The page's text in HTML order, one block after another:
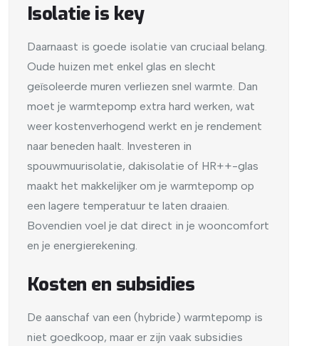
Isolatie is key
Daarnaast is goede isolatie van cruciaal belang.
Oude huizen met enkel glas en slecht
geïsoleerde muren verliezen snel warmte. Dan
moet je warmtepomp extra hard werken, wat
weer kostenverhogend werkt en je rendement
naar beneden haalt. Investeren in
spouwmuurisolatie, dakisolatie of HR++-glas
maakt het makkelijker om je warmtepomp op
een lagere temperatuur te laten draaien.
Bovendien voel je dat direct in je wooncomfort
en je energierekening.
Kosten en subsidies
De aanschaf van een (hybride) warmtepomp is
niet goedkoop, maar er zijn vaak subsidies